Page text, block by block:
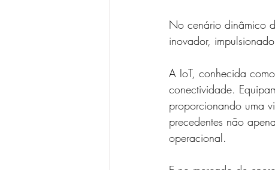
No cenário dinâmico
inovador,
A IoT, conhecida
conectividade.
proporcionando uma
precedentes não
operacional.